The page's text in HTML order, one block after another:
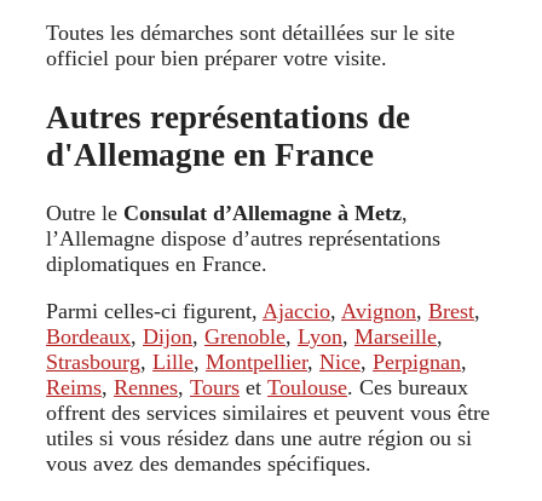
Toutes les démarches sont détaillées sur le site
officiel pour bien préparer votre visite.
Autres représentations de
d'Allemagne en France
Outre le Consulat d’Allemagne à Metz,
l’Allemagne dispose d’autres représentations
diplomatiques en France.
Parmi celles-ci figurent, Ajaccio, Avignon, Brest,
Bordeaux, Dijon, Grenoble, Lyon, Marseille,
Strasbourg, Lille, Montpellier, Nice, Perpignan,
Reims, Rennes, Tours et Toulouse. Ces bureaux
offrent des services similaires et peuvent vous être
utiles si vous résidez dans une autre région ou si
vous avez des demandes spécifiques.